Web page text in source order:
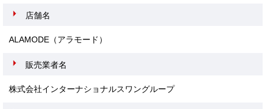
店舗名
ALAMODE（アラモード）
販売業者名
株式会社インターナショナルスワングループ